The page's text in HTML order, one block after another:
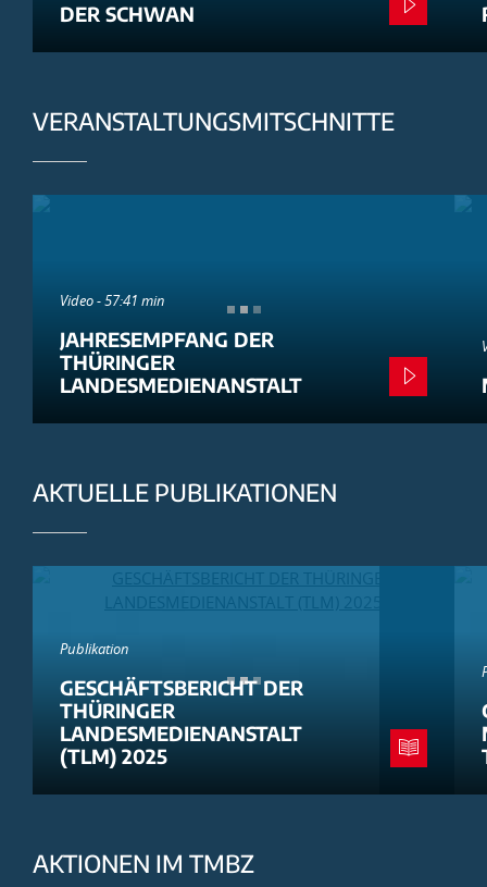
DER SCHWAN
VERANSTALTUNGSMITSCHNITTE
Video - 57:41 min
JAHRESEMPFANG DER
THÜRINGER
LANDESMEDIENANSTALT
AKTUELLE PUBLIKATIONEN
Publikation
GESCHÄFTSBERICHT DER
THÜRINGER
LANDESMEDIENANSTALT
(TLM) 2025
AKTIONEN IM TMBZ